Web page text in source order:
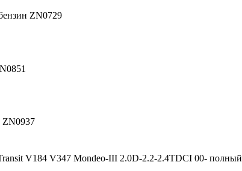
ZN0729
V184 V347 Mondeo-III 2.0D-2.2-2.4TDCI 00- полный